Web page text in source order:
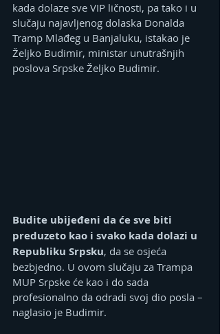
kada dolaze sve VIP ličnosti, pa tako i u
slučaju najavljenog dolaska Donalda
Tramp Mlađeg u Banjaluku, istakao je
Željko Budimir, ministar unutrašnjih
poslova Srpske Željko Budimir.
Budite ubijeđeni da će sve biti
preduzeto kao i svako kada dolazi u
Republiku Srpsku, da se osjeća
bezbjedno. U ovom slučaju za Trampa
MUP Srpske će kao i do sada
profesionalno da odradi svoj dio posla –
naglasio je Budimir.